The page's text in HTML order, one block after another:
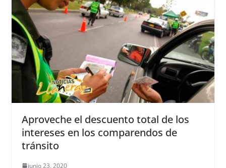
Aproveche el descuento total de los
intereses en los comparendos de
tránsito
junio 23, 2020